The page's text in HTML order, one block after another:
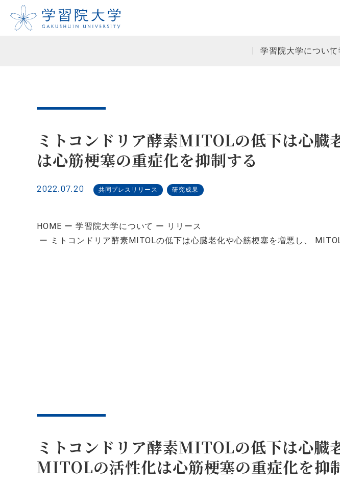
学習院大学について
ミトコンドリア酵素MITOLの低下は心
は心筋梗塞の重症化を抑制する
2022.07.20 共同プレスリリース 研究成果
HOME 学習院大学について
リリース
ミトコンドリア酵素MITOLの低下は心臓老化や心筋梗塞を増悪し、
ミトコンドリア酵素MITOLの低下は心臓
MITOLの活性化は心筋梗塞の重症化を抑